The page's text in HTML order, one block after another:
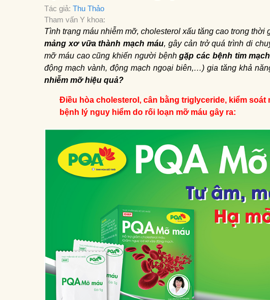
Tác giả: Thu Thảo
Tham vấn Y khoa:
Tình trạng máu nhiễm mỡ, cholesterol xấu tăng cao trong
mảng xơ vữa thành mạch máu, gây cản trở quá trình di
mỡ máu cao cũng khiến người bệnhgặp các bệnh tim
động mạch vành, động mạch ngoại biên,…) gia tăng khả
nhiễm mỡ hiệu quả?
Điều hòa cholesterol, cân bằng triglyceride, kiểm
bệnh lý nguy hiểm do rối loạn mỡ máu gây ra: